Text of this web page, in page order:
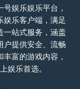
娱乐娱乐平台，
娱乐客户端，满足
一站式服务，涵盖
户提供安全、流畅
富的游戏内容，
娱乐首选。